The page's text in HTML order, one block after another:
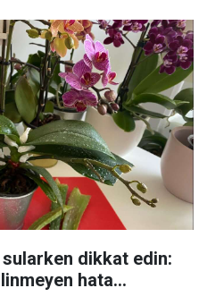
dikkat edin:
hata...